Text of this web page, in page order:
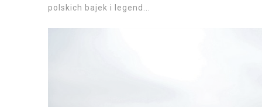
polskich bajek i legend...